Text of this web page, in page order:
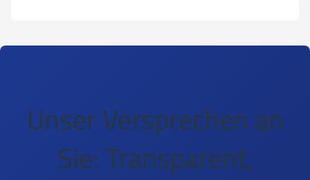
Unser Versprechen an
Sie: Transparent,